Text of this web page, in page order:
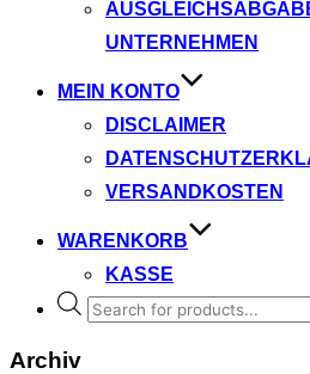
UNTERNEHMEN
MEIN KONTO
DISCLAIMER
VERSANDKOSTEN
WARENKORB
KASSE
Products
search
Archiv